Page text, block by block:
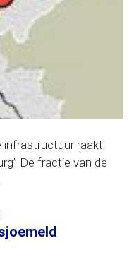
infrastructuur raakt
De fractie van de